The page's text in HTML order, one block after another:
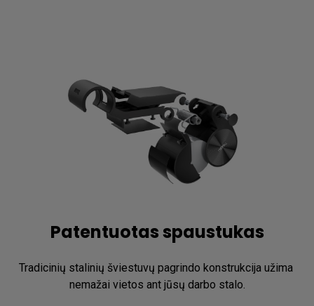
Patentuotas spaustukas
Tradicinių stalinių šviestuvų pagrindo konstrukcija užima
nemažai vietos ant jūsų darbo stalo.